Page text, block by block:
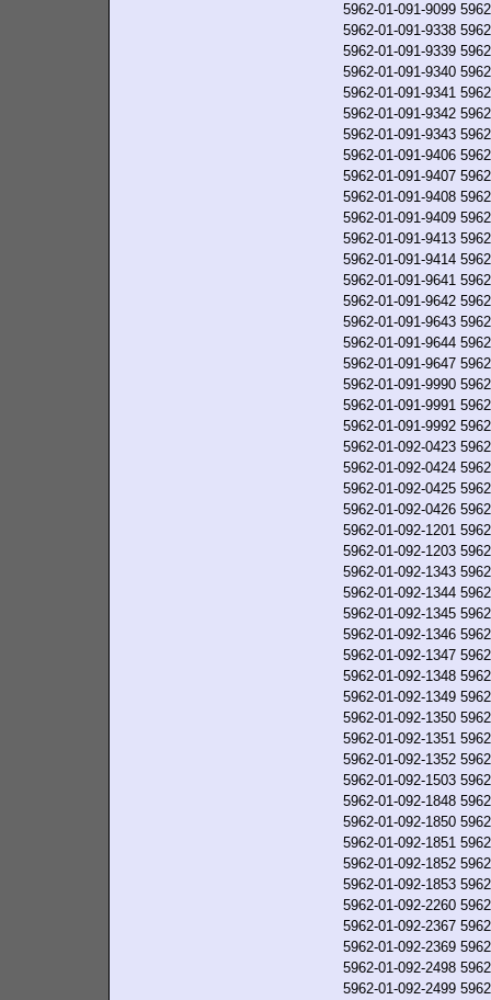
5962-01-091-9099
5962-01-091-9338
5962-01-091-9339
5962-01-091-9340
5962-01-091-9341
5962-01-091-9342
5962-01-091-9343
5962-01-091-9406
5962-01-091-9407
5962-01-091-9408
5962-01-091-9409
5962-01-091-9413
5962-01-091-9414
5962-01-091-9641
5962-01-091-9642
5962-01-091-9643
5962-01-091-9644
5962-01-091-9647
5962-01-091-9990
5962-01-091-9991
5962-01-091-9992
5962-01-092-0423
5962-01-092-0424
5962-01-092-0425
5962-01-092-0426
5962-01-092-1201
5962-01-092-1203
5962-01-092-1343
5962-01-092-1344
5962-01-092-1345
5962-01-092-1346
5962-01-092-1347
5962-01-092-1348
5962-01-092-1349
5962-01-092-1350
5962-01-092-1351
5962-01-092-1352
5962-01-092-1503
5962-01-092-1848
5962-01-092-1850
5962-01-092-1851
5962-01-092-1852
5962-01-092-1853
5962-01-092-2260
5962-01-092-2367
5962-01-092-2369
5962-01-092-2498
5962-01-092-2499